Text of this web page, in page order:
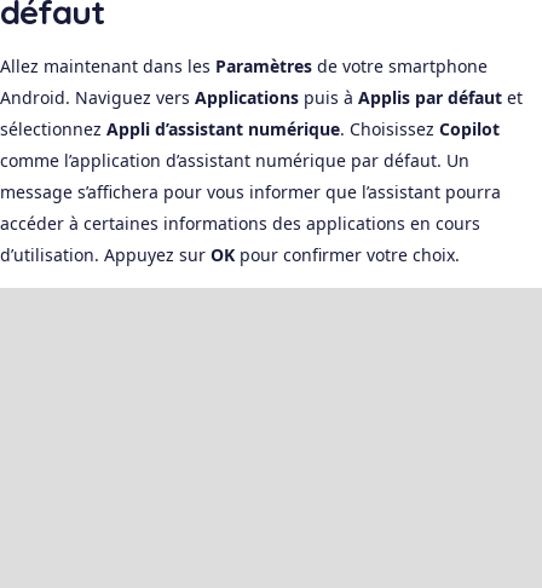
défaut
Allez maintenant dans les Paramètres de votre smartphone
Android. Naviguez vers Applications puis à Applis par défaut et
sélectionnez Appli d’assistant numérique. Choisissez Copilot
comme l’application d’assistant numérique par défaut. Un
message s’affichera pour vous informer que l’assistant pourra
accéder à certaines informations des applications en cours
d’utilisation. Appuyez sur OK pour confirmer votre choix.